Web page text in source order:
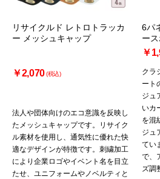
リサイクルド レトロトラッカ
ー メッシュキャップ
￥2,070(税込)
法人や団体向けのエコ意識を反映し
たメッシュキャップです。リサイク
ル素材を使用し、通気性に優れた快
適なデザインが特徴です。刺繍加工
により企業ロゴやイベント名を目立
たせ、ユニフォームやノベルティと
6パ
ー
￥
クラ
ート
ジュ
いカ
を混
ジュ
てい
で、
ズ調